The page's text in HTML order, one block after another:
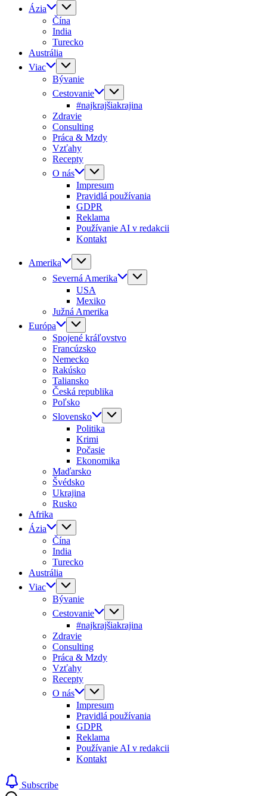
Ázia
Čína
India
Turecko
Austrália
Viac
Bývanie
Cestovanie
#najkrajšiakrajina
Zdravie
Consulting
Práca & Mzdy
Vzťahy
Recepty
O nás
Impresum
Pravidlá používania
GDPR
Reklama
Používanie AI v redakcii
Kontakt
Amerika
Severná Amerika
USA
Mexiko
Južná Amerika
Európa
Spojené kráľovstvo
Francúzsko
Nemecko
Rakúsko
Taliansko
Česká republika
Poľsko
Slovensko
Politika
Krimi
Počasie
Ekonomika
Maďarsko
Švédsko
Ukrajina
Rusko
Afrika
Ázia
Čína
India
Turecko
Austrália
Viac
Bývanie
Cestovanie
#najkrajšiakrajina
Zdravie
Consulting
Práca & Mzdy
Vzťahy
Recepty
O nás
Impresum
Pravidlá používania
GDPR
Reklama
Používanie AI v redakcii
Kontakt
Subscribe